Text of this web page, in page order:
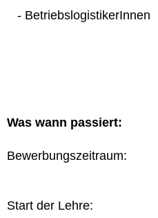
- BetriebslogistikerInnen
Was wann passiert:
Start der Lehre: